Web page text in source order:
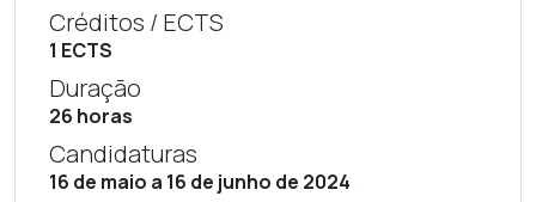
Créditos / ECTS
1 ECTS
Duração
26 horas
Candidaturas
16 de maio a 16 de junho de 2024